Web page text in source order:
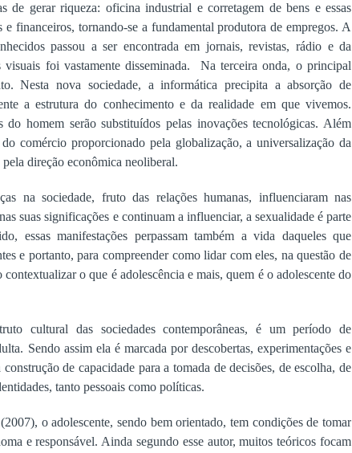
de gerar riqueza: oficina industrial e corretagem de bens e essas
e financeiros, tornando-se a fundamental produtora de empregos. A
passou a ser encontrada em jornais, revistas, rádio e da
foi vastamente disseminada.
Na terceira onda, o principal
Nesta nova sociedade, a informática precipita a absorção de
a estrutura do conhecimento e da realidade em que vivemos.
do homem serão substituídos pelas inovações tecnológicas. Além
comércio proporcionado pela globalização, a universalização da
direção econômica neoliberal.
na sociedade, fruto das relações humanas, influenciaram nas
suas significações e continuam a influenciar, a sexualidade é parte
essas manifestações perpassam também a vida daqueles que
e portanto, para compreender como lidar com eles, na questão de
o que é adolescência e mais, quem é o adolescente do
cultural das sociedades contemporâneas, é um período de
Sendo assim ela é marcada por descobertas, experimentações e
de capacidade para a tomada de decisões, de escolha, de
tanto pessoais como políticas.
o adolescente, sendo bem orientado, tem condições de tomar
e responsável. Ainda segundo esse autor, muitos teóricos focam